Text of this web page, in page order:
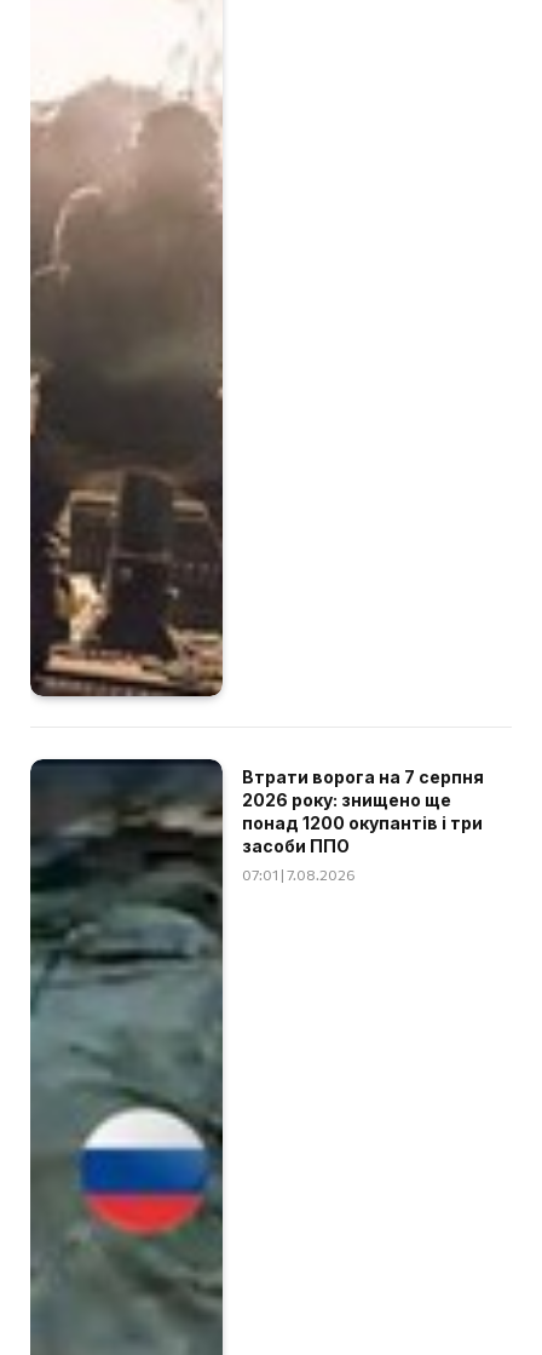
Втрати ворога на 7 серпня
2026 року: знищено ще
понад 1200 окупантів і три
засоби ППО
07:01 | 7.08.2026